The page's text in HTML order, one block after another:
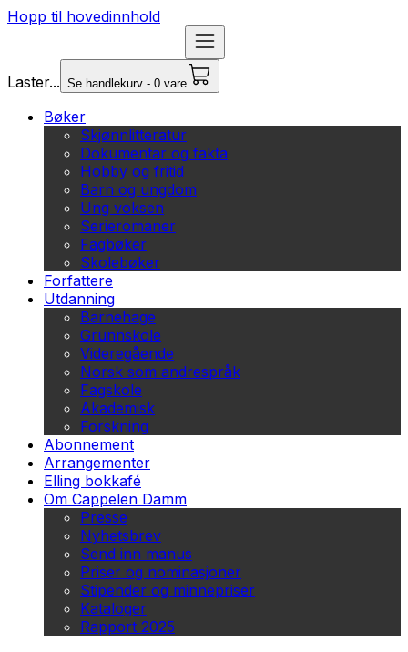
Hopp til hovedinnhold
Laster... Se handlekurv - 0 vare
Bøker
Skjønnlitteratur
Dokumentar og fakta
Hobby og fritid
Barn og ungdom
Ung voksen
Serieromaner
Fagbøker
Skolebøker
Forfattere
Utdanning
Barnehage
Grunnskole
Videregående
Norsk som andrespråk
Fagskole
Akademisk
Forskning
Abonnement
Arrangementer
Elling bokkafé
Om Cappelen Damm
Presse
Nyhetsbrev
Send inn manus
Priser og nominasjoner
Stipender og minnepriser
Kataloger
Rapport 2025